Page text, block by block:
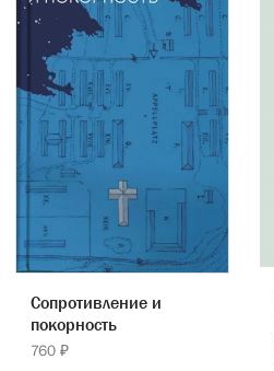
Сопротивление и
покорность
760 ₽